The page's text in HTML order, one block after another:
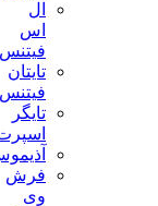
فیتنس
تایتان
فیتنس
تایگر
اسپرت
آذیموس
فرش